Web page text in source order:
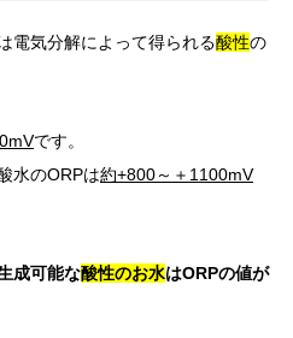
電気分解によって得られる酸性の
です。
水のORPは約+800～＋1100mV
成可能な酸性のお水はORPの値が